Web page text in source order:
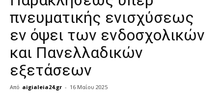
πνευματικής ενισχύσεως
εν όψει των ενδοσχολικών
και Πανελλαδικών
εξετάσεων
Από aigialeia24.gr - 16 Μαΐου 2025